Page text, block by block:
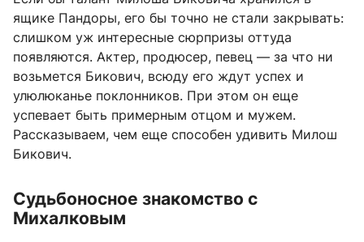
ящике Пандоры, его бы точно не стали закрывать:
слишком уж интересные сюрпризы оттуда
появляются. Актер, продюсер, певец — за что ни
возьмется Бикович, всюду его ждут успех и
улюлюканье поклонников. При этом он еще
успевает быть примерным отцом и мужем.
Рассказываем, чем еще способен удивить Милош
Бикович.
Судьбоносное знакомство с
Михалковым